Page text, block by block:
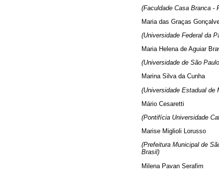
(Faculdade Casa Branca -
Maria das Graças
(Universidade Federal da
Maria Helena de Aguiar
(Universidade de São
Marina Silva da Cunha
(Universidade Estadual de
Mário Cesaretti
(Pontifícia Universidade
Marise Miglioli Lorusso
(Prefeitura Municipal de
Brasil)
Milena Pavan Serafim